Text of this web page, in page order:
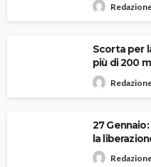
Scorta per
più di 200
27
la